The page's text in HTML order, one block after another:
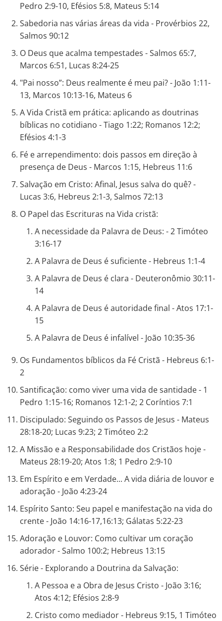
LOJA BÍBLIAON
Pedro 2:9-10, Efésios 5:8, Mateus 5:14
Sabedoria nas várias áreas da vida - Provérbios 22,
Salmos 90:12
O Deus que acalma tempestades - Salmos 65:7,
Marcos 6:51, Lucas 8:24-25
"Pai nosso”: Deus realmente é meu pai? - João 1:11-
13, Marcos 10:13-16, Mateus 6
A Vida Cristã em prática: aplicando as doutrinas
bíblicas no cotidiano - Tiago 1:22; Romanos 12:2;
Efésios 4:1-3
Fé e arrependimento: dois passos em direção à
presença de Deus - Marcos 1:15, Hebreus 11:6
Salvação em Cristo: Afinal, Jesus salva do quê? -
Lucas 3:6, Hebreus 2:1-3, Salmos 72:13
O Papel das Escrituras na Vida cristã:
A necessidade da Palavra de Deus: - 2 Timóteo
3:16-17
A Palavra de Deus é suficiente - Hebreus 1:1-4
A Palavra de Deus é clara - Deuteronômio 30:11-
14
A Palavra de Deus é autoridade final - Atos 17:1-
15
A Palavra de Deus é infalível - João 10:35-36
Os Fundamentos bíblicos da Fé Cristã - Hebreus 6:1-
2
Santificação: como viver uma vida de santidade - 1
Pedro 1:15-16; Romanos 12:1-2; 2 Coríntios 7:1
Discipulado: Seguindo os Passos de Jesus - Mateus
28:18-20; Lucas 9:23; 2 Timóteo 2:2
A Missão e a Responsabilidade dos Cristãos hoje -
Mateus 28:19-20; Atos 1:8; 1 Pedro 2:9-10
Em Espírito e em Verdade... A vida diária de louvor e
adoração - João 4:23-24
Espírito Santo: Seu papel e manifestação na vida do
crente - João 14:16-17,16:13; Gálatas 5:22-23
Adoração e Louvor: Como cultivar um coração
adorador - Salmo 100:2; Hebreus 13:15
Série - Explorando a Doutrina da Salvação:
A Pessoa e a Obra de Jesus Cristo - João 3:16;
Atos 4:12; Efésios 2:8-9
Cristo como mediador - Hebreus 9:15, 1 Timóteo